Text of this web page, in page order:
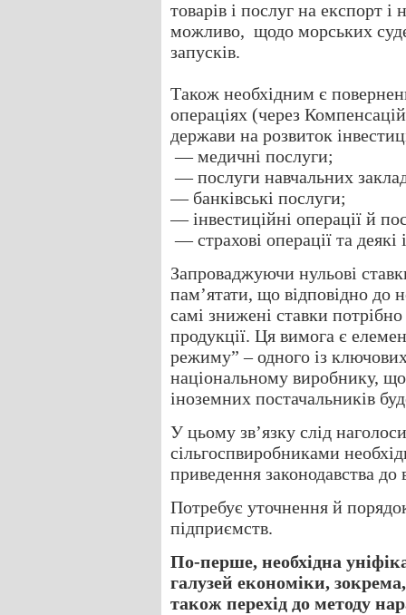
товарів і послуг на експорт
можливо, щодо морських
запусків.
Також необхідним є
операціях (через
держави на розвиток
— медичні послуги;
— послуги навчальних
— банківські послуги;
— інвестиційні операції й
— страхові операції та деякі
Запроваджуючи нульові
пам’ятати, що відповідно до
самі знижені ставки
продукції. Ця вимога є
режиму” – одного із
національному виробнику,
іноземних постачальників
У цьому зв’язку слід
сільгоспвиробниками
приведення законодавства
Потребує уточнення й
підприємств.
По-перше, необхідна
галузей економіки,
також перехід до методу